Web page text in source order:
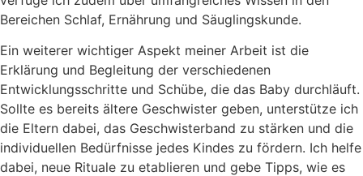
Bereichen Schlaf, Ernährung und Säuglingskunde.
Ein weiterer wichtiger Aspekt meiner Arbeit ist die
Erklärung und Begleitung der verschiedenen
Entwicklungsschritte und Schübe, die das Baby durchläuft.
Sollte es bereits ältere Geschwister geben, unterstütze ich
die Eltern dabei, das Geschwisterband zu stärken und die
individuellen Bedürfnisse jedes Kindes zu fördern. Ich helfe
dabei, neue Rituale zu etablieren und gebe Tipps, wie es